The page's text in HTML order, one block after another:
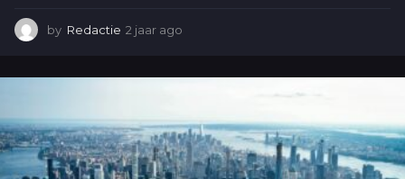
by Redactie 2 jaar ago
a
g
o